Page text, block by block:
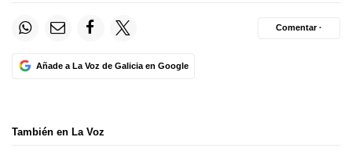
Añade a La Voz de Galicia en Google
Comentar ·
También en La Voz